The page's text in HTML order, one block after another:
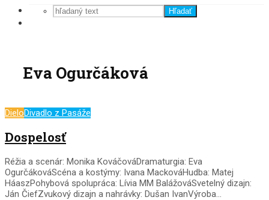
Hľadať
Eva Ogurčáková
DieloDivadlo z Pasáže
Dospelosť
Réžia a scenár: Monika KováčováDramaturgia: Eva
OgurčákováScéna a kostýmy: Ivana MackováHudba: Matej
HáaszPohybová spolupráca: Lívia MM BalážováSvetelný dizajn:
Ján ČiefZvukový dizajn a nahrávky: Dušan IvanVýroba...